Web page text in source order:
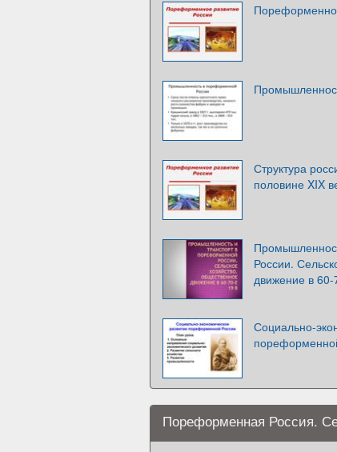
Структура
половине XIX
России.
движение в 60-
Социально-
Пореформенная Россия.